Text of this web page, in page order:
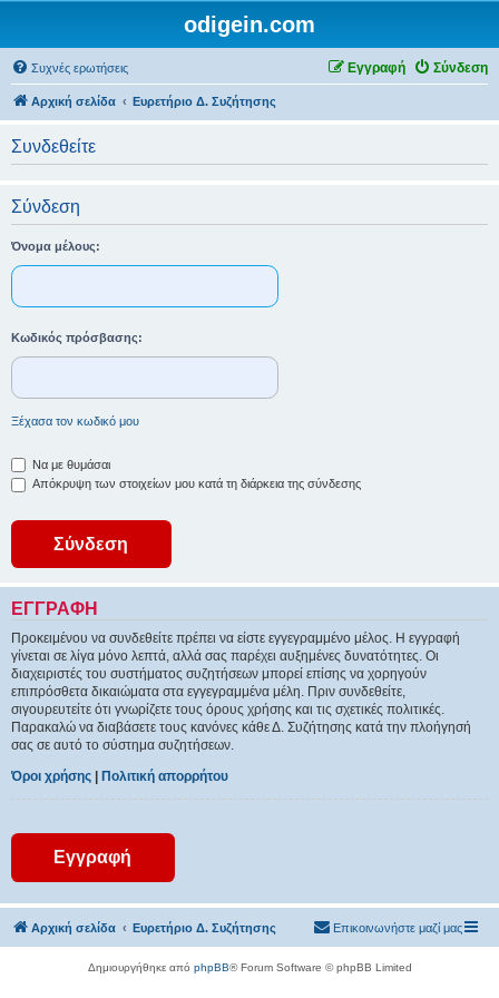
odigein.com
Συχνές ερωτήσεις Σύνδεση
Εγγραφή
Αρχική σελίδα Ευρετήριο Δ. Συζήτησης
Συνδεθείτε
Σύνδεση
Όνομα μέλους:
Κωδικός πρόσβασης:
Ξέχασα τον κωδικό μου
Να με θυμάσαι
Απόκρυψη των στοιχείων μου κατά τη διάρκεια της σύνδεσης
ΕΓΓΡΑΦΉ
Προκειμένου να συνδεθείτε πρέπει να είστε εγγεγραμμένο μέλος. Η εγγραφή
γίνεται σε λίγα μόνο λεπτά, αλλά σας παρέχει αυξημένες δυνατότητες. Οι
διαχειριστές του συστήματος συζητήσεων μπορεί επίσης να χορηγούν
επιπρόσθετα δικαιώματα στα εγγεγραμμένα μέλη. Πριν συνδεθείτε,
σιγουρευτείτε ότι γνωρίζετε τους όρους χρήσης και τις σχετικές πολιτικές.
Παρακαλώ να διαβάσετε τους κανόνες κάθε Δ. Συζήτησης κατά την πλοήγησή
σας σε αυτό το σύστημα συζητήσεων.
Όροι χρήσης
Πολιτική απορρήτου
Εγγραφή
Αρχική σελίδα Ευρετήριο Δ. Συζήτησης Επικοινωνήστε μαζί μας
Δημιουργήθηκε από phpBB® Forum Software © phpBB Limited